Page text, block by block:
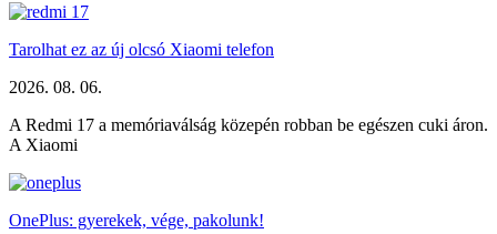
Tarolhat ez az új olcsó Xiaomi telefon
2026. 08. 06.
A Redmi 17 a memóriaválság közepén robban be egészen cuki áron.
A Xiaomi
OnePlus: gyerekek, vége, pakolunk!